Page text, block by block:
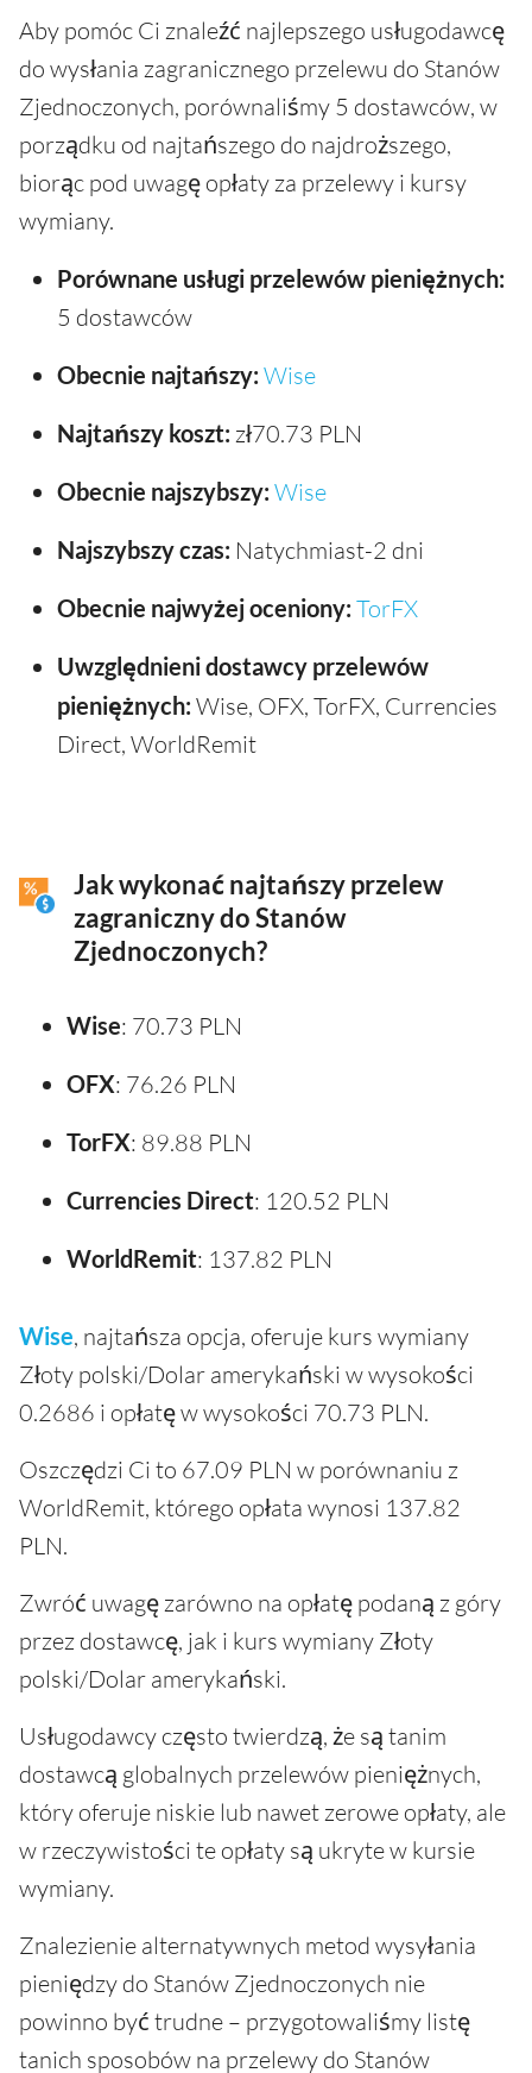
Aby pomóc Ci znaleźć najlepszego usługodawcę
do wysłania zagranicznego przelewu do Stanów
Zjednoczonych, porównaliśmy 5 dostawców, w
porządku od najtańszego do najdroższego,
biorąc pod uwagę opłaty za przelewy i kursy
wymiany.
Porównane usługi przelewów pieniężnych:
5 dostawców
Obecnie najtańszy: Wise
Najtańszy koszt: zł70.73 PLN
Obecnie najszybszy: Wise
Najszybszy czas: Natychmiast-2 dni
Obecnie najwyżej oceniony: TorFX
Uwzględnieni dostawcy przelewów
pieniężnych: Wise, OFX, TorFX, Currencies
Direct, WorldRemit
Jak wykonać najtańszy przelew
zagraniczny do Stanów
Zjednoczonych?
Wise: 70.73 PLN
OFX: 76.26 PLN
TorFX: 89.88 PLN
Currencies Direct: 120.52 PLN
WorldRemit: 137.82 PLN
Wise, najtańsza opcja, oferuje kurs wymiany
Złoty polski/Dolar amerykański w wysokości
0.2686 i opłatę w wysokości 70.73 PLN.
Oszczędzi Ci to 67.09 PLN w porównaniu z
WorldRemit, którego opłata wynosi 137.82
PLN.
Zwróć uwagę zarówno na opłatę podaną z góry
przez dostawcę, jak i kurs wymiany Złoty
polski/Dolar amerykański.
Usługodawcy często twierdzą, że są tanim
dostawcą globalnych przelewów pieniężnych,
który oferuje niskie lub nawet zerowe opłaty, ale
w rzeczywistości te opłaty są ukryte w kursie
wymiany.
Znalezienie alternatywnych metod wysyłania
pieniędzy do Stanów Zjednoczonych nie
powinno być trudne – przygotowaliśmy listę
tanich sposobów na przelewy do Stanów